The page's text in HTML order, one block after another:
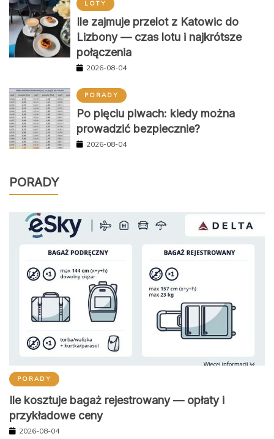
LOTY
Ile zajmuje przelot z Katowic do
Lizbony — czas lotu i najkrótsze
połączenia
2026-08-04
PORADY
Po pięciu piwach: kiedy można
prowadzić bezpiecznie?
2026-08-04
PORADY
PORADY
Ile kosztuje bagaż rejestrowany — opłaty i
przykładowe ceny
2026-08-04